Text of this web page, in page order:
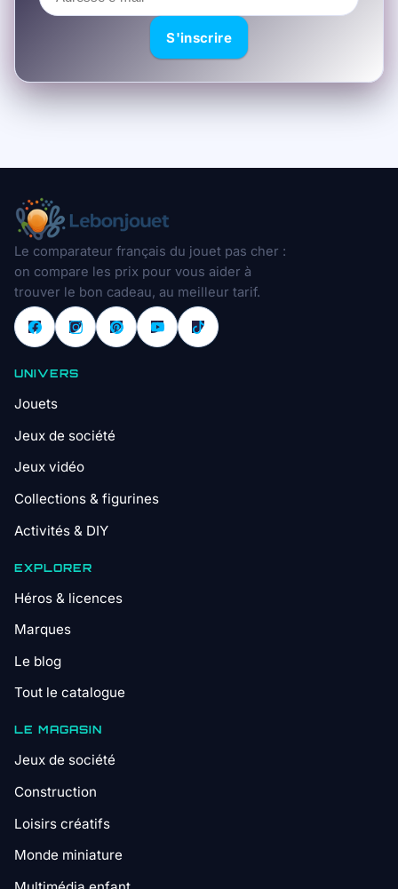
e-
S'inscrire
Le comparateur français du jouet pas cher :
on compare les prix pour vous aider à
trouver le bon cadeau, au meilleur tarif.
UNIVERS
Jouets
Jeux de société
Jeux vidéo
Collections & figurines
Activités & DIY
EXPLORER
Héros & licences
Marques
Le blog
Tout le catalogue
LE MAGASIN
Jeux de société
Construction
Loisirs créatifs
Monde miniature